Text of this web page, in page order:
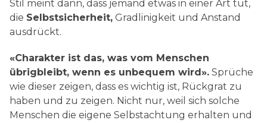
Stil meint dann, dass jemand etwas in einer Art tut,
die Selbstsicherheit, Gradlinigkeit und Anstand
ausdrückt.
«Charakter ist das, was vom Menschen
übrigbleibt, wenn es unbequem wird». Sprüche
wie dieser zeigen, dass es wichtig ist, Rückgrat zu
haben und zu zeigen. Nicht nur, weil sich solche
Menschen die eigene Selbstachtung erhalten und